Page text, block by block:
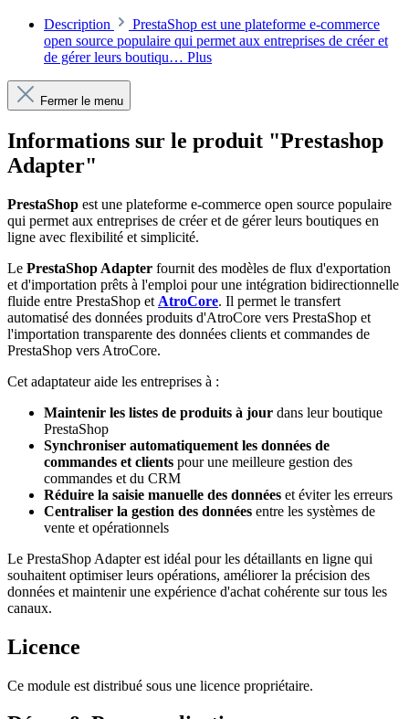
Description
PrestaShop est une plateforme e-commerce
open source populaire qui permet aux entreprises de créer et
de gérer leurs boutiqu… Plus
Fermer le menu
Informations sur le produit "Prestashop
Adapter"
PrestaShop est une plateforme e-commerce open source populaire
qui permet aux entreprises de créer et de gérer leurs boutiques en
ligne avec flexibilité et simplicité.
Le PrestaShop Adapter fournit des modèles de flux d'exportation
et d'importation prêts à l'emploi pour une intégration bidirectionnelle
fluide entre PrestaShop et AtroCore. Il permet le transfert
automatisé des données produits d'AtroCore vers PrestaShop et
l'importation transparente des données clients et commandes de
PrestaShop vers AtroCore.
Cet adaptateur aide les entreprises à :
Maintenir les listes de produits à jour dans leur boutique
PrestaShop
Synchroniser automatiquement les données de
commandes et clients pour une meilleure gestion des
commandes et du CRM
Réduire la saisie manuelle des données et éviter les erreurs
Centraliser la gestion des données entre les systèmes de
vente et opérationnels
Le PrestaShop Adapter est idéal pour les détaillants en ligne qui
souhaitent optimiser leurs opérations, améliorer la précision des
données et maintenir une expérience d'achat cohérente sur tous les
canaux.
Licence
Ce module est distribué sous une licence propriétaire.